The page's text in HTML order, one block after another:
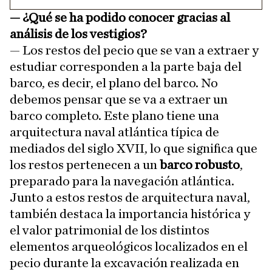
— ¿Qué se ha podido conocer gracias al
análisis de los vestigios?
— Los restos del pecio que se van a extraer y
estudiar corresponden a la parte baja del
barco, es decir, el plano del barco. No
debemos pensar que se va a extraer un
barco completo. Este plano tiene una
arquitectura naval atlántica típica de
mediados del siglo XVII, lo que significa que
los restos pertenecen a un barco robusto,
preparado para la navegación atlántica.
Junto a estos restos de arquitectura naval,
también destaca la importancia histórica y
el valor patrimonial de los distintos
elementos arqueológicos localizados en el
pecio durante la excavación realizada en